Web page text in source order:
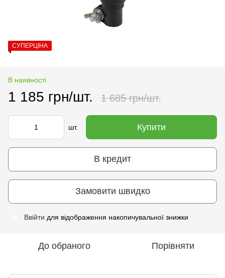
СУПЕРЦІНА
В наявності
1 185 грн/шт. 1 685 грн/шт.
шт. Купити
В кредит
Замовити швидко
Ввійти для відображення накопичувальної знижки
До обраного Порівняти